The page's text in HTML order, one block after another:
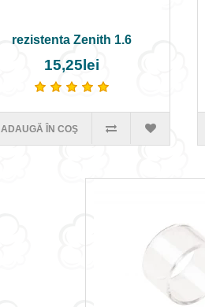
rezistenta Zenith 1.6
15,25lei
ADAUGĂ ÎN COŞ